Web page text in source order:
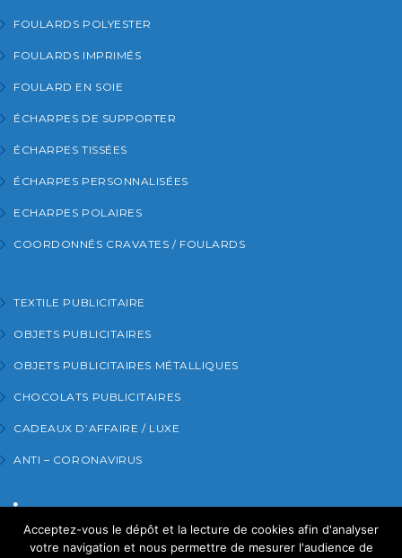
FOULARDS POLYESTER
FOULARDS IMPRIMÉS
FOULARD EN SOIE
ÉCHARPES DE SUPPORTER
ÉCHARPES TISSÉES
ÉCHARPES PERSONNALISÉES
ECHARPES POLAIRES
COORDONNÉS CRAVATES / FOULARDS
TEXTILE PUBLICITAIRE
OBJETS PUBLICITAIRES
OBJETS PUBLICITAIRES MÉTALLIQUES
CHOCOLATS PUBLICITAIRES
CADEAUX D’AFFAIRE / LUXE
ANTI – CORONAVIRUS
RETROUVEZ-NOUS SUR LINKEDIN
Acceptez-vous le dépôt et la lecture de cookies afin d'analyser
votre navigation et nous permettre de mesurer l'audience de